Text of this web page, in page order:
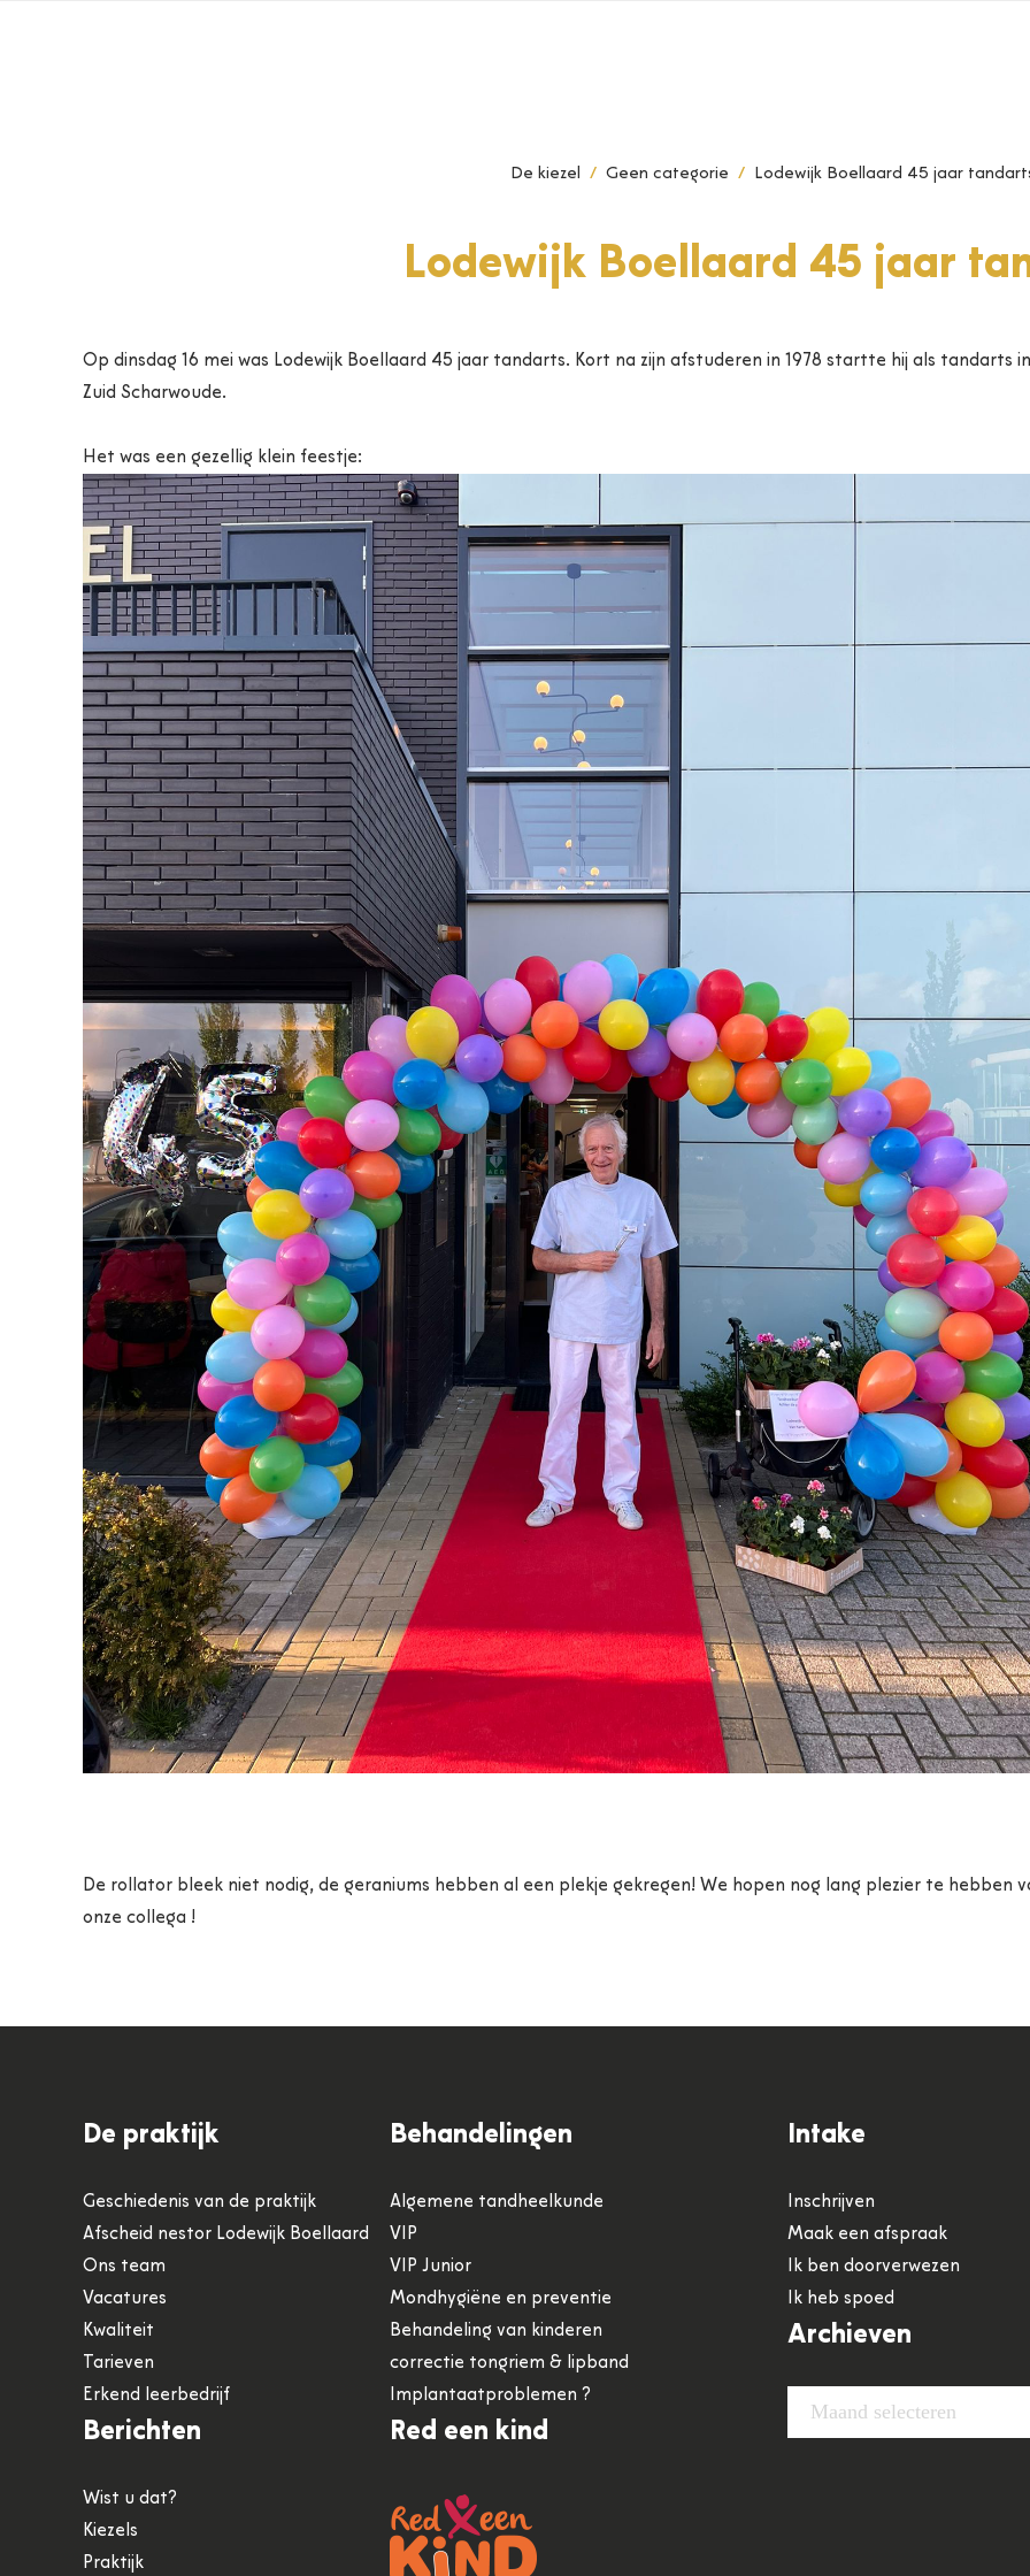
De kiezel Geen categorie Lodewijk Boellaard 45 jaar
Lodewijk Boellaard 45 jaar
Op dinsdag 16 mei was Lodewijk Boellaard 45 jaar tandarts. Kort na zijn afstuderen in 1978 startte hij als tandarts in
Zuid Scharwoude.
Het was een gezellig klein feestje:
De rollator bleek niet nodig, de geraniums hebben al een plekje gekregen! We hopen nog lang plezier te hebben
onze collega !
De praktijk
Geschiedenis van de praktijk
Afscheid nestor Lodewijk Boellaard
Ons team
Vacatures
Kwaliteit
Tarieven
Erkend leerbedrijf
Berichten
Wist u dat?
Kiezels
Praktijk
Behandelingen
Algemene tandheelkunde
VIP
VIP Junior
Mondhygiëne en preventie
Behandeling van kinderen
correctie tongriem & lipband
Implantaatproblemen ?
Red een kind
Intake
Inschrijven
Maak een afspraak
Ik ben doorverwezen
Ik heb spoed
Archieven
Maand selecteren